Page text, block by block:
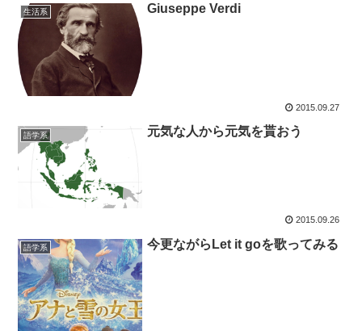
生活系 Giuseppe Verdi
2015.09.27
語学系 元気な人から元気を貰おう
2015.09.26
語学系 今更ながらLet it goを歌ってみる